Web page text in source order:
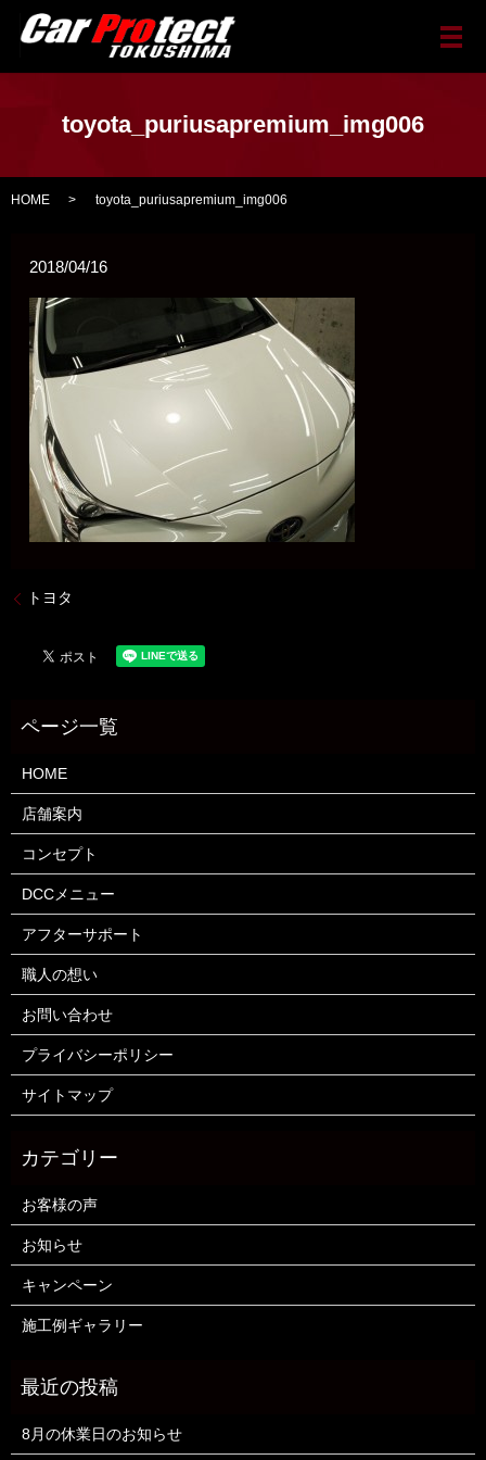
メ
toyota_puriusapremium_img006
HOME toyota_puriusapremium_img006
2018/04/16
トヨタ
HOME
店舗案内
コンセプト
DCCメニュー
アフターサポート
職人の想い
お問い合わせ
プライバシーポリシー
サイトマップ
お客様の声
お知らせ
キャンペーン
施工例ギャラリー
8月の休業日のお知らせ